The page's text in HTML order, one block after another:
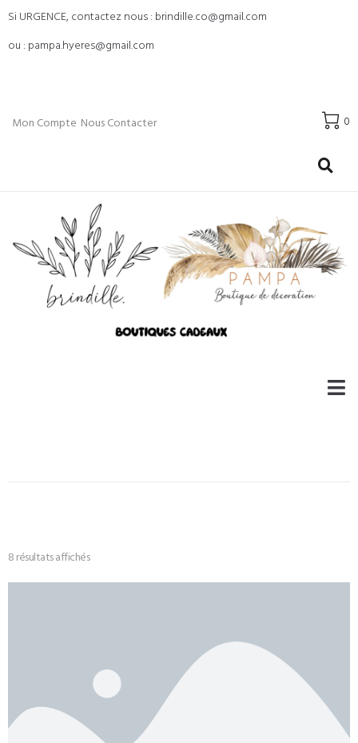
Si URGENCE, contactez nous : brindille.co@gmail.com
ou : pampa.hyeres@gmail.com
Mon Compte Nous Contacter 0
8 résultats affichés